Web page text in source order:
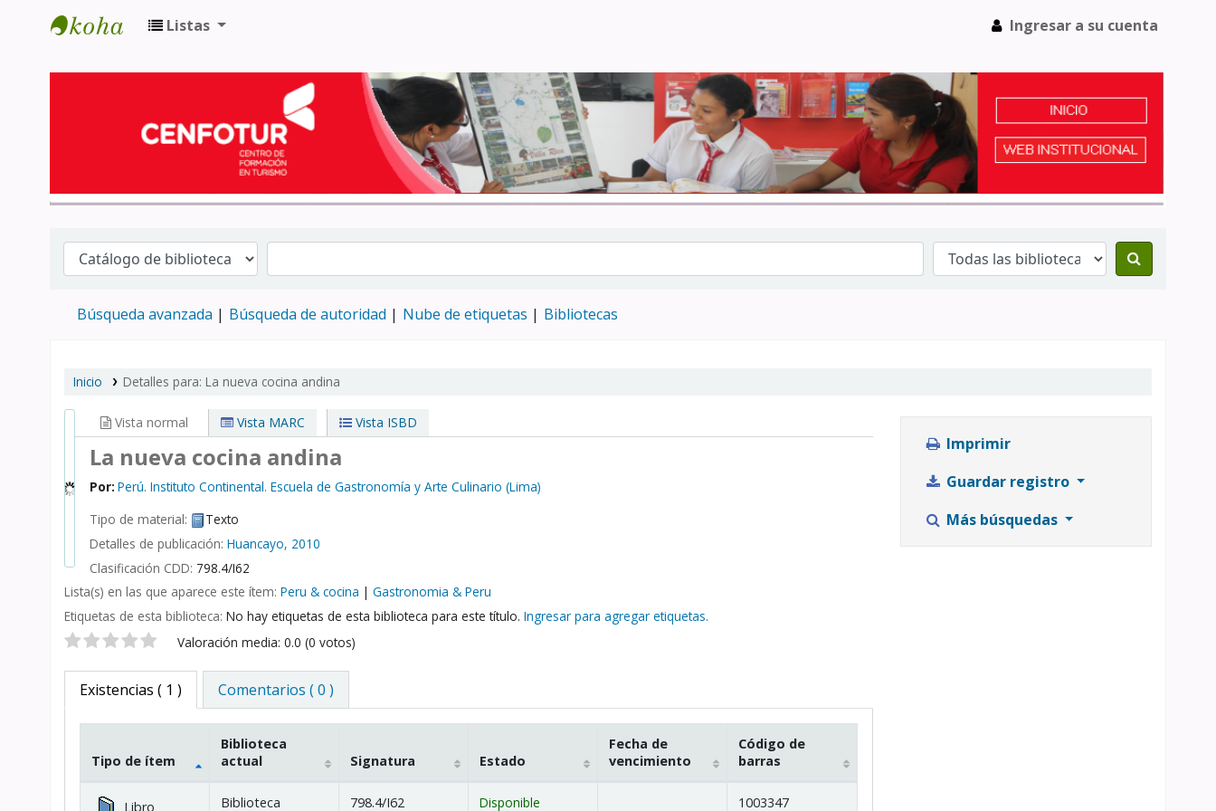
Listas Ingresar a su cuenta
Búsqueda avanzada Búsqueda de autoridad Nube de etiquetas Bibliotecas
Inicio Detalles para: La nueva cocina andina
Vista normal Vista MARC Vista ISBD
La nueva cocina andina
Por: Perú. Instituto Continental. Escuela de Gastronomía y Arte Culinario (Lima)
Tipo de material:
Texto
Detalles de publicación: Huancayo, 2010
Clasificación CDD: 798.4/I62
Lista(s) en las que aparece este ítem: Peru & cocina | Gastronomia & Peru
Etiquetas de esta biblioteca: No hay etiquetas de esta biblioteca para este título. Ingresar para agregar etiquetas.
Valoración Valoración media: 0.0 (0 votos)
Existencias ( 1 ) Comentarios ( 0 )
Tipo de ítem
Biblioteca
actual
Signatura Estado
Fecha de
vencimiento
Código de
barras
Libro
Biblioteca
798.4/I62
Disponible 1003347
Imprimir
Guardar registro
Más búsquedas